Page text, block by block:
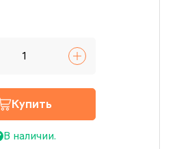
Купить
В наличии.